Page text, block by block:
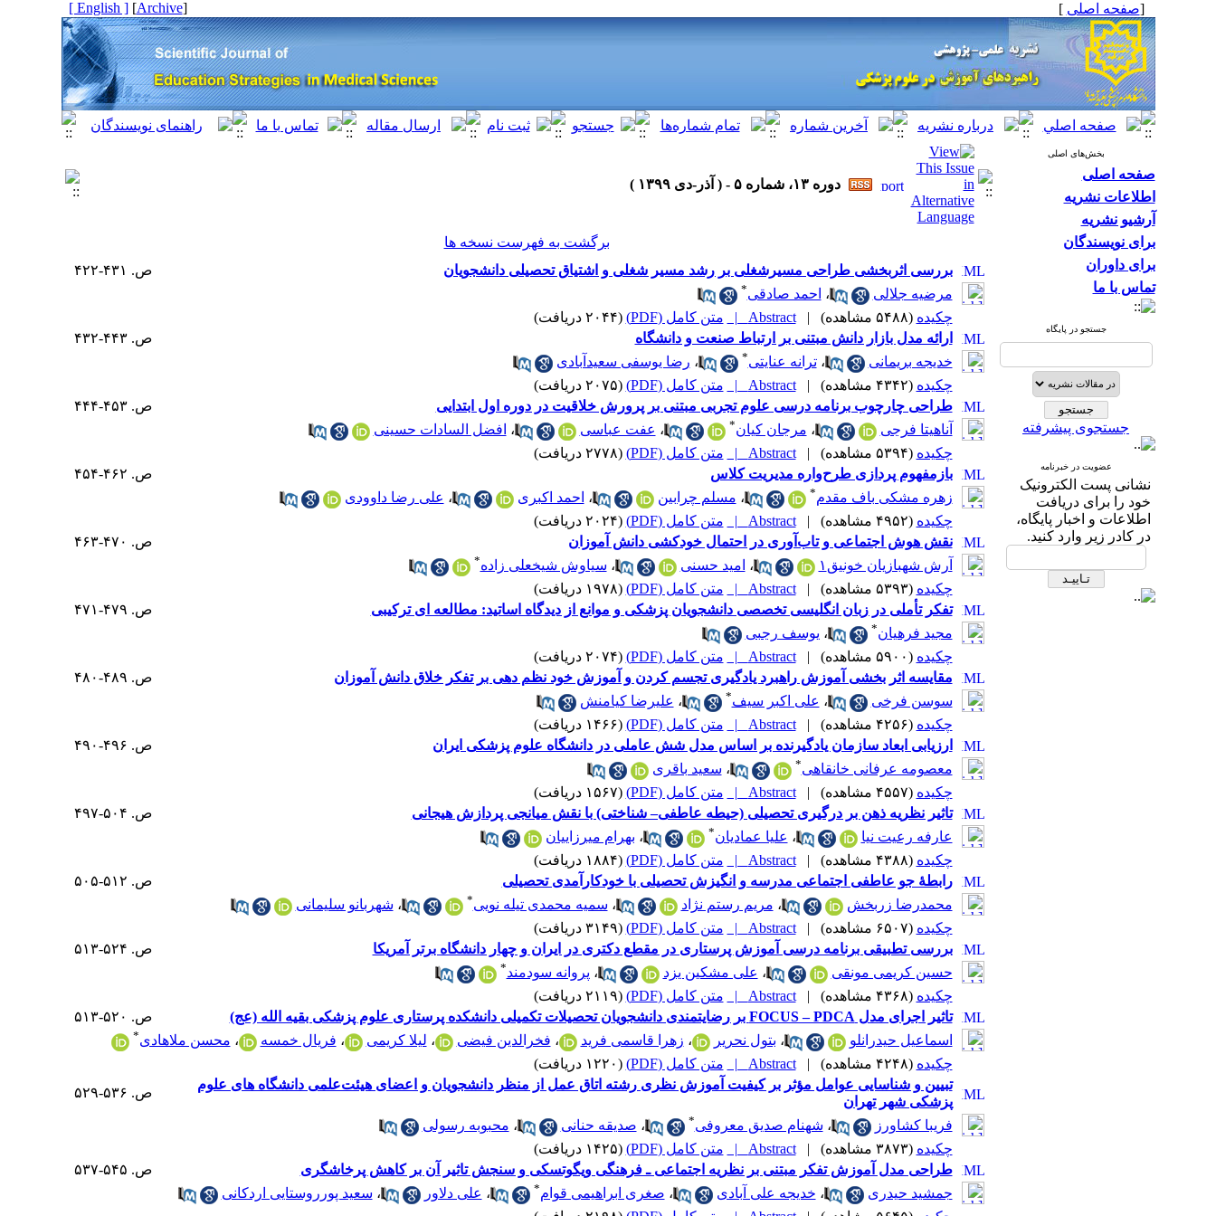
[صفحه اصلی ]
[
Archive
]
[ English ]
بخش‌های اصلی
صفحه اصلی
اطلاعات نشریه
آرشیو نشریه
برای نویسندگان
برای داوران
تماس با ما
جستجو در پایگاه
جستجوی پیشرفته
عضویت در خبرنامه
نشانی پست الکترونیک
خود را برای دریافت
اطلاعات و اخبار پایگاه،
در کادر زیر وارد کنید.
دوره ۱۳، شماره ۵ - ( آذر-دی ۱۳۹۹ )
برگشت به فهرست نسخه ها
بررسی اثربخشی طراحی مسیرشغلی بر رشد مسیر شغلی و اشتیاق تحصیلی دانشجویان
ص. ۴۳۱-۴۲۲
مرضیه جلالی
، احمد صادقی*
چکیده (۵۴۸۸ مشاهده) |
Abstract | متن کامل (PDF)
(۲۰۴۴ دریافت)
ارائه مدل بازار دانش مبتنی بر ارتباط صنعت و دانشگاه
ص. ۴۴۳-۴۳۲
خدیجه بریمانی
،ترانه عنایتی* ، رضا یوسفی سعیدآبادی
چکیده (۴۳۴۲ مشاهده) |
Abstract | متن کامل (PDF)
(۲۰۷۵ دریافت)
طراحی چارچوب برنامه درسی علوم تجربی مبتنی بر پرورش خلاقیت در دوره اول ابتدایی
ص. ۴۵۳-۴۴۴
آناهیتا فرجی
، مرجان کیان* ، عفت عباسی ، افضل السادات حسینی
چکیده (۵۳۹۴ مشاهده) |
Abstract | متن کامل (PDF)
(۲۷۷۸ دریافت)
بازمفهوم پردازی طرح‌واره مدیریت کلاس
ص. ۴۶۲-۴۵۴
زهره مشکی باف مقدم* ، مسلم چرابین ، احمد اکبری ، علی رضا داوودی
چکیده (۴۹۵۲ مشاهده) |
Abstract | متن کامل (PDF)
(۲۰۲۴ دریافت)
نقش هوش اجتماعی و تاب‌آوری در احتمال خودکشی دانش آموزان
ص. ۴۷۰-۴۶۳
آرش شهبازیان خونیق۱
، امید حسنی ، سیاوش شیخعلی زاده*
چکیده (۵۳۹۳ مشاهده) |
Abstract | متن کامل (PDF)
(۱۹۷۸ دریافت)
تفکر تأملی در زبان انگلیسی تخصصی دانشجویان پزشکی و موانع از دیدگاه اساتید: مطالعه ای ترکیبی
ص. ۴۷۹-۴۷۱
مجید فرهیان* ، یوسف رجبی
چکیده (۵۹۰۰ مشاهده) |
Abstract | متن کامل (PDF)
(۲۰۷۴ دریافت)
مقایسه اثر بخشی آموزش راهبرد یادگیری تجسم کردن و آموزش خود نظم دهی بر تفکر خلاق دانش ‌آموزان
ص. ۴۸۹-۴۸۰
سوسن فرخی
، علی اکبر سیف* ، علیرضا کیامنش
چکیده (۴۲۵۶ مشاهده) |
Abstract | متن کامل (PDF)
(۱۴۶۶ دریافت)
ارزیابی ابعاد سازمان یادگیرنده بر اساس مدل شش عاملی در دانشگاه علوم پزشکی ایران
ص. ۴۹۶-۴۹۰
معصومه عرفانی خانقاهی* ، سعید باقری
چکیده (۴۵۵۷ مشاهده) |
Abstract | متن کامل (PDF)
(۱۵۶۷ دریافت)
تاثیر نظریه ذهن بر درگیری تحصیلی (حیطه عاطفی– شناختی) با نقش میانجی پردازش هیجانی
ص. ۵۰۴-۴۹۷
عارفه رعیت نیا
، علیا عمادیان* ، بهرام میرزاییان
چکیده (۴۳۸۸ مشاهده) |
Abstract | متن کامل (PDF)
(۱۸۸۴ دریافت)
رابطۀ جو عاطفی اجتماعی مدرسه و انگیزش تحصیلی با خودکارآمدی تحصیلی
ص. ۵۱۲-۵۰۵
محمدرضا زربخش
، مریم رستم نژاد ، سمیه محمدی تیله نویی* ، شهربانو سلیمانی
چکیده (۶۵۰۷ مشاهده) |
Abstract | متن کامل (PDF)
(۳۱۴۹ دریافت)
بررسی تطبیقی برنامه درسی آموزش پرستاری در مقطع دکتری در ایران و چهار دانشگاه برتر آمریکا
ص. ۵۲۴-۵۱۳
حسین کریمی مونقی
، علی مشکین یزد ، پروانه سودمند*
چکیده (۴۳۶۸ مشاهده) |
Abstract | متن کامل (PDF)
(۲۱۱۹ دریافت)
تاثیر اجرای مدل FOCUS – PDCA بر رضایتمندی دانشجویان تحصیلات تکمیلی دانشکده پرستاری علوم پزشکی بقیه الله (عج)
ص. ۵۲۰-۵۱۳
اسماعیل حیدرانلو
، بتول نحریر ، زهرا قاسمی فرید ، فخرالدین فیضی ، لیلا کریمی ، فریال خمسه ، محسن ملاهادی*
چکیده (۴۲۴۸ مشاهده) |
Abstract | متن کامل (PDF)
(۱۲۲۰ دریافت)
تبیین و شناسایی عوامل مؤثر بر کیفیت آموزش نظری رشته اتاق عمل از منظر دانشجویان و اعضای هیئت‌علمی دانشگاه های علوم
پزشکی شهر تهران
ص. ۵۳۶-۵۲۹
فریبا کشاورز ، شهنام صدیق معروفی* ، صدیقه حنانی ، محبوبه رسولی
چکیده (۳۸۷۳ مشاهده) |
Abstract | متن کامل (PDF)
(۱۴۲۵ دریافت)
طراحی مدل آموزش تفکر مبتنی بر نظریه اجتماعی ـ فرهنگی ویگوتسکی و سنجش تاثیر آن بر کاهش پرخاشگری
ص. ۵۴۵-۵۳۷
جمشید حیدری
، خدیجه علی آبادی ، صغری ابراهیمی قوام* ، علی دلاور ، سعید پورروستایی اردکانی